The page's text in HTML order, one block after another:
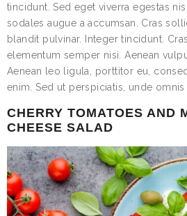
tincidunt. Sed eget viverra egestas
sodales augue a accumsan. Cras
blandit pulvinar. Integer tincidunt.
elementum semper nisi. Aenean
Aenean leo ligula, porttitor eu,
enim. Sed ut perspiciatis, unde omnis
CHERRY TOMATOES AND
CHEESE SALAD